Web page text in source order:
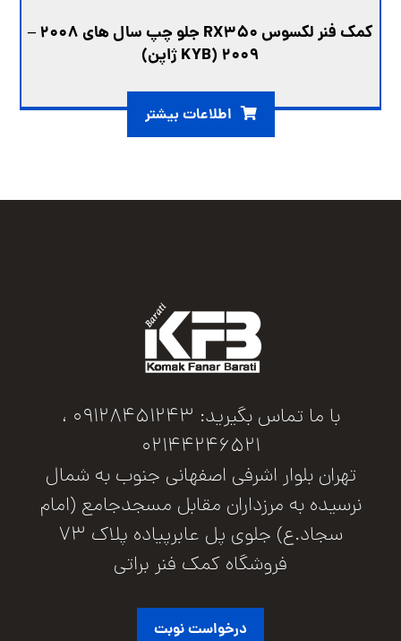
کمک فنر لکسوس RX350 جلو چپ سال های 2008 –
2009 (KYB ژاپن)
اطلاعات بیشتر
با ما تماس بگیرید: 09128451243 ،
02144246521
تهران بلوار اشرفی اصفهانی جنوب به شمال
نرسیده به مرزداران مقابل مسجدجامع (امام
سجاد.ع) جلوی پل عابرپیاده پلاک 73
فروشگاه کمک فنر براتی
درخواست نوبت